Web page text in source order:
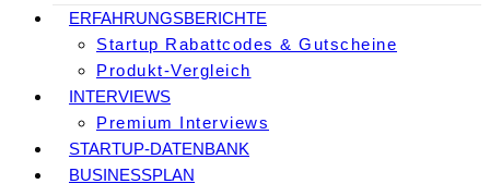
ERFAHRUNGSBERICHTE
Startup Rabattcodes & Gutscheine
Produkt-Vergleich
INTERVIEWS
Premium Interviews
STARTUP-DATENBANK
BUSINESSPLAN